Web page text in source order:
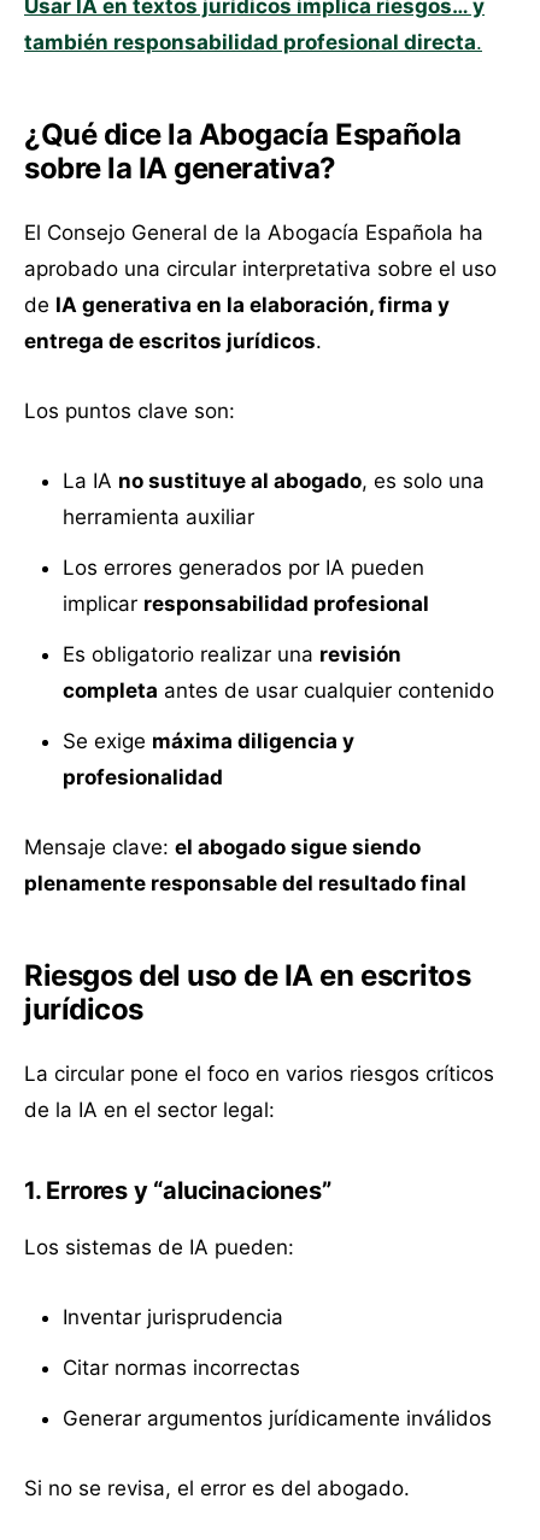
Usar IA en textos jurídicos implica riesgos… y
también responsabilidad profesional directa.
¿Qué dice la Abogacía Española
sobre la IA generativa?
El Consejo General de la Abogacía Española ha
aprobado una circular interpretativa sobre el uso
de IA generativa en la elaboración, firma y
entrega de escritos jurídicos.
Los puntos clave son:
La IA no sustituye al abogado, es solo una
herramienta auxiliar
Los errores generados por IA pueden
implicar responsabilidad profesional
Es obligatorio realizar una revisión
completa antes de usar cualquier contenido
Se exige máxima diligencia y
profesionalidad
Mensaje clave: el abogado sigue siendo
plenamente responsable del resultado final
Riesgos del uso de IA en escritos
jurídicos
La circular pone el foco en varios riesgos críticos
de la IA en el sector legal:
1. Errores y “alucinaciones”
Los sistemas de IA pueden:
Inventar jurisprudencia
Citar normas incorrectas
Generar argumentos jurídicamente inválidos
Si no se revisa, el error es del abogado.